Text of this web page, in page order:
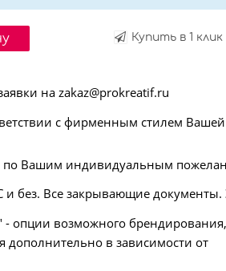
Купить в 1 клик
на zakaz@prokreatif.ru
с фирменным стилем Вашей
Вашим индивидуальным
без. Все закрывающие
опции возможного
дополнительно в зависимости от